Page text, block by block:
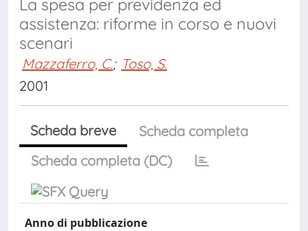
La spesa per previdenza ed
assistenza: riforme in corso e nuovi
scenari
Mazzaferro, C.; Toso, S.
2001
Scheda breve
Scheda completa
Scheda completa (DC)
Anno di pubblicazione